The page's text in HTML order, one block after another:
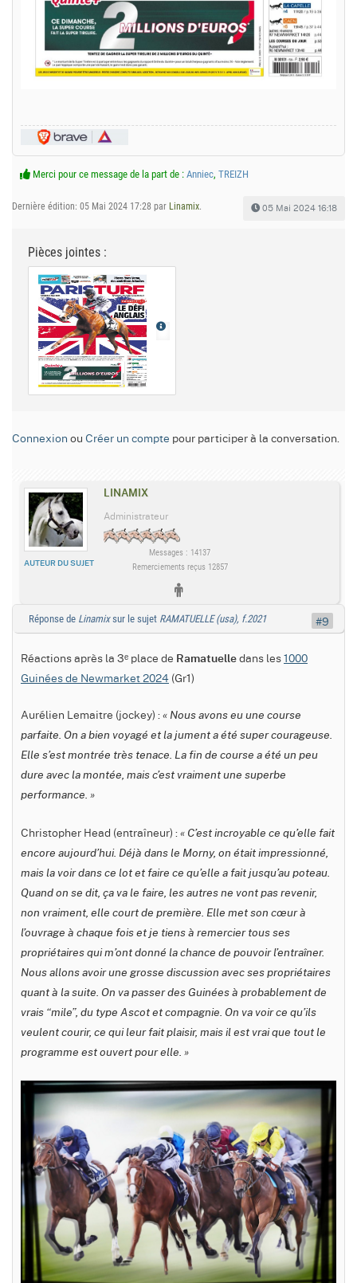
Merci pour ce message de la part de : Anniec, TREIZH
Dernière édition: 05 Mai 2024 17:28 par Linamix. 05 Mai 2024 16:18
Pièces jointes :
Connexion ou Créer un compte pour participer à la conversation.
LINAMIX
AUTEUR DU SUJET
Administrateur
Messages : 14137
Remerciements reçus 12857
Réponse de Linamixsur le sujet RAMATUELLE (usa), f.2021
Réactions après la 3ᵉ place de Ramatuelle dans les1000
Guinées de Newmarket 2024 (Gr1)
Aurélien Lemaitre (jockey) : « Nous avons eu une course
parfaite. On a bien voyagé et la jument a été super courageuse.
Elle s’est montrée très tenace. La fin de course a été un peu
dure avec la montée, mais c’est vraiment une superbe
performance. »
Christopher Head (entraîneur) : « C’est incroyable ce qu’elle fait
encore aujourd’hui. Déjà dans le Morny, on était impressionné,
mais la voir dans ce lot et faire ce qu’elle a fait jusqu’au poteau.
Quand on se dit, ça va le faire, les autres ne vont pas revenir,
non vraiment, elle court de première. Elle met son cœur à
l’ouvrage à chaque fois et je tiens à remercier tous ses
propriétaires qui m’ont donné la chance de pouvoir l’entraîner.
Nous allons avoir une grosse discussion avec ses propriétaires
quant à la suite. On va passer des Guinées à probablement de
vrais “mile”, du type Ascot et compagnie. On va voir ce qu’ils
veulent courir, ce qui leur fait plaisir, mais il est vrai que tout le
programme est ouvert pour elle. »
#9